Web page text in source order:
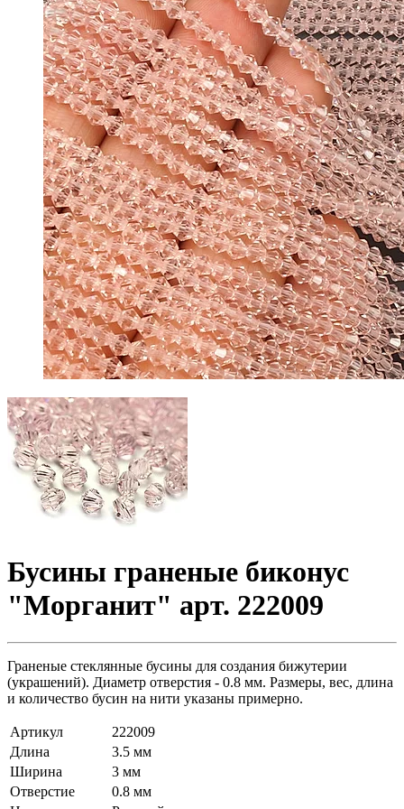
Бусины граненые биконус
"Морганит" арт. 222009
Граненые стеклянные бусины для создания бижутерии
(украшений). Диаметр отверстия - 0.8 мм. Размеры, вес, длина
и количество бусин на нити указаны примерно.
Артикул
222009
Длина
3.5 мм
Ширина
3 мм
Отверстие
0.8 мм